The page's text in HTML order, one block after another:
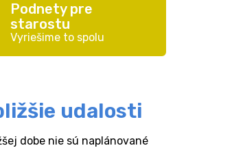
Podnety pre
starostu
Vyriešime to spolu
udalosti
dobe nie sú naplánované